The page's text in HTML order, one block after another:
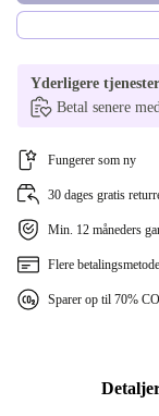
Yderligere tjenester
Betal senere
Fungerer som ny
30 dages gratis
Min. 12 måneders
Flere
Sparer op til 70%